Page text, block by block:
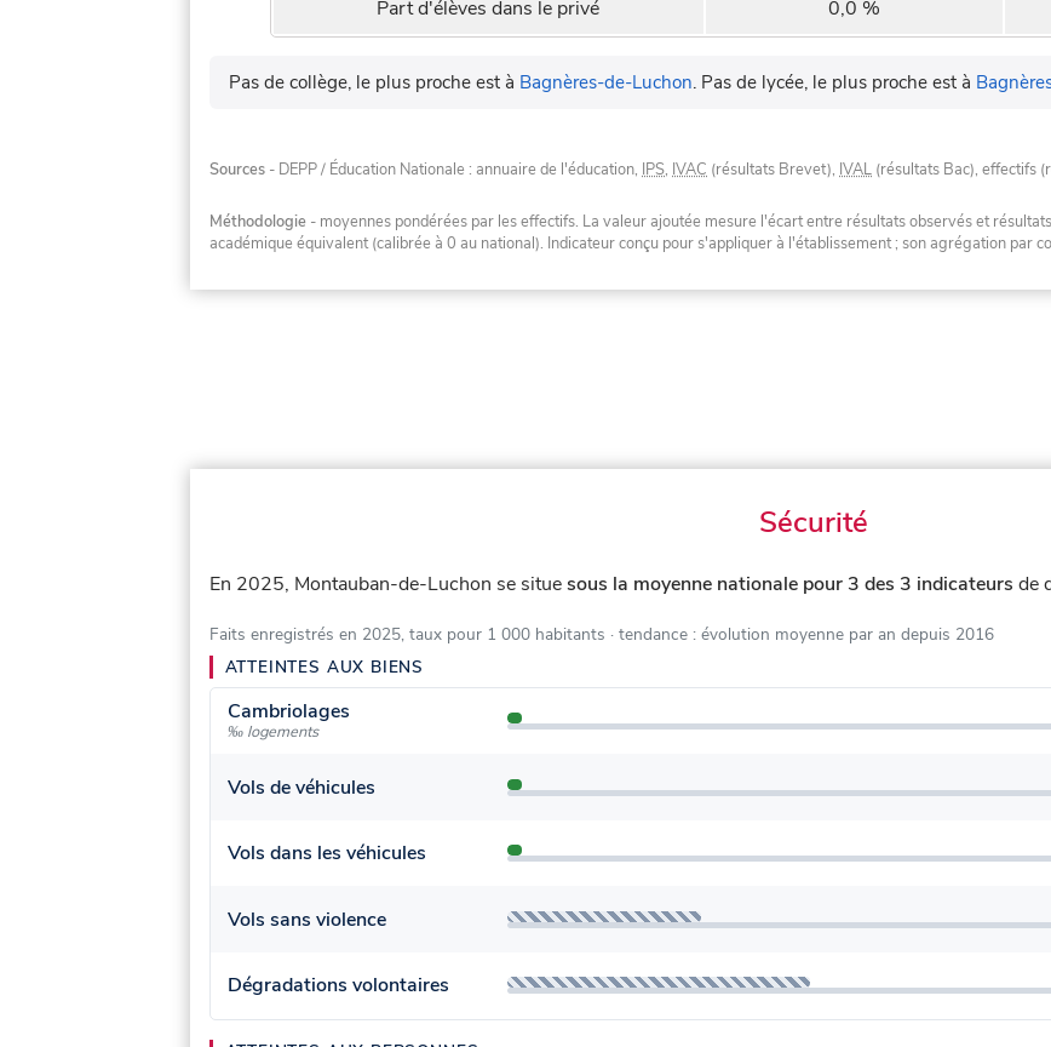
Part d'élèves dans le privé 0,0 %
Pas de collège, le plus proche est à Bagnères-de-Luchon. Pas de lycée, le plus proche est à
Sources - DEPP / Éducation Nationale : annuaire de l'éducation, IPS, IVAC (résultats Brevet), IVAL (résultats Bac), effectifs
Méthodologie - moyennes pondérées par les effectifs. La valeur ajoutée mesure l'écart entre résultats observés et
académique équivalent (calibrée à 0 au national). Indicateur conçu pour s'appliquer à l'établissement ; son agrégation par
Sécurité
En 2025, Montauban-de-Luchon se situesous la moyenne nationale pour 3 des 3 indicateurs de
Faits enregistrés en 2025, taux pour 1 000 habitants · tendance : évolution moyenne par an depuis 2016
ATTEINTES AUX BIENS
Cambriolages
‰ logements
Vols de véhicules
Vols dans les véhicules
Vols sans violence
Dégradations volontaires